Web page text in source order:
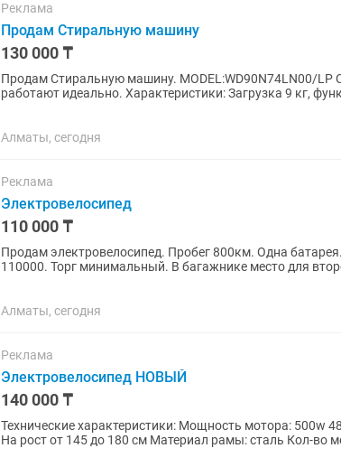
Реклама
Продам Стиральную машину
130 000 ₸
Продам Стиральную машину. MODEL:WD90N74LN00/LP
работают идеально. Характеристики: Загрузка 9 кг,
Алматы, сегодня
Реклама
Электровелосипед
110 000 ₸
Продам электровелосипед. Пробег 800км. Одна
110000. Торг минимальный. В
Алматы, сегодня
Реклама
Электровелосипед НОВЫЙ
140 000 ₸
Технические характеристики: Мощность мотора: 500w
На рост от 145 до 180 см Материал рамы: сталь Кол-во